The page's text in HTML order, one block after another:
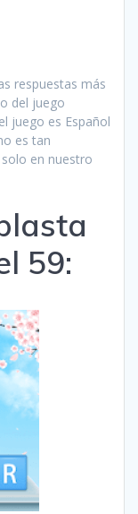
respuestas más
del juego
juego es Español
es tan
en nuestro
59: